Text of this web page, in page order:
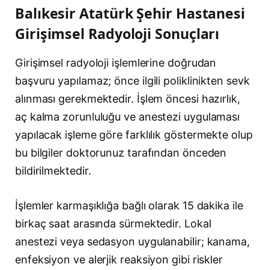
Balıkesir Atatürk Şehir Hastanesi
Girişimsel Radyoloji Sonuçları
Girişimsel radyoloji işlemlerine doğrudan
başvuru yapılamaz; önce ilgili poliklinikten sevk
alınması gerekmektedir. İşlem öncesi hazırlık,
aç kalma zorunluluğu ve anestezi uygulaması
yapılacak işleme göre farklılık göstermekte olup
bu bilgiler doktorunuz tarafından önceden
bildirilmektedir.
İşlemler karmaşıklığa bağlı olarak 15 dakika ile
birkaç saat arasında sürmektedir. Lokal
anestezi veya sedasyon uygulanabilir; kanama,
enfeksiyon ve alerjik reaksiyon gibi riskler